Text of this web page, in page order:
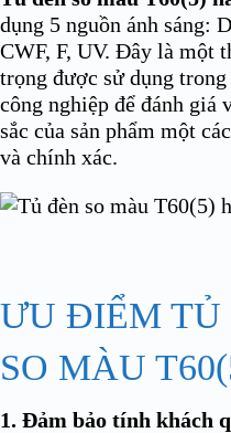
dụng 5 nguồn ánh sáng:
CWF, F, UV. Đây là một
trọng được sử dụng trong
công nghiệp để đánh giá
sắc của sản phẩm một
và chính xác.
ƯU ĐIỂM TỦ
SO MÀU
1. Đảm bảo tính khách